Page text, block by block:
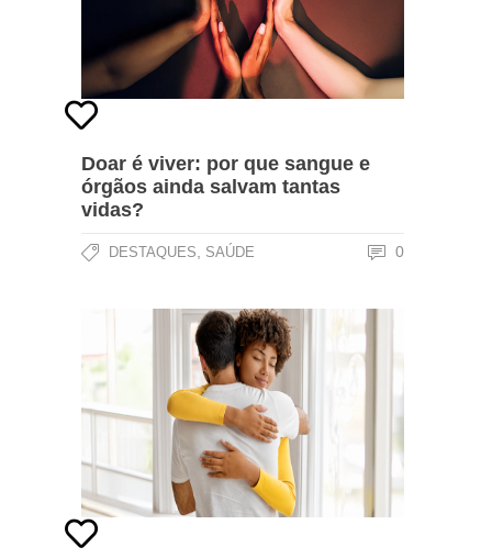
Doar é viver: por que sangue e
órgãos ainda salvam tantas
vidas?
DESTAQUES SAÚDE 0